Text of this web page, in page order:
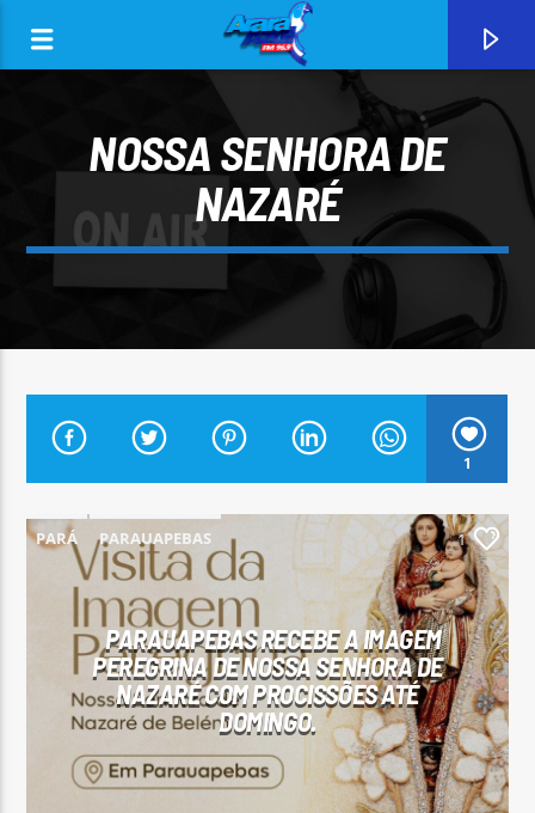
CURRENT TRACK
ARARA AZUL FM 96,9
Arara Azul FM
NOSSA SENHORA DE
NAZARÉ
1
PARÁ PARAUAPEBAS 1
PARAUAPEBAS RECEBE A IMAGEM
PEREGRINA DE NOSSA SENHORA DE
NAZARÉ COM PROCISSÕES ATÉ
DOMINGO.